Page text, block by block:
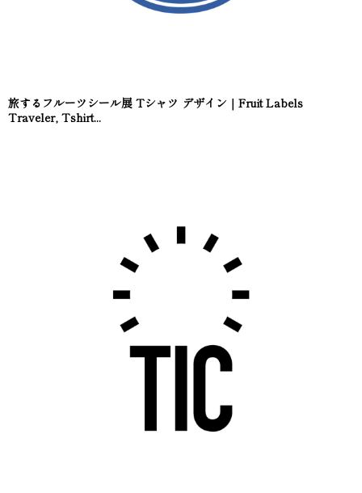
旅するフルーツシール展 Tシャツ デザイン｜Fruit Labels
Traveler, Tshirt...